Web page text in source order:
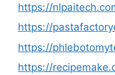
https://
https://
https://
https://